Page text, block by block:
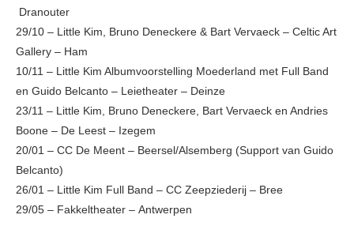
Dranouter
29/10 – Little Kim, Bruno Deneckere & Bart Vervaeck – Celtic Art
Gallery – Ham
10/11 – Little Kim Albumvoorstelling Moederland met Full Band
en Guido Belcanto – Leietheater – Deinze
23/11 – Little Kim, Bruno Deneckere, Bart Vervaeck en Andries
Boone – De Leest – Izegem
20/01 – CC De Meent – Beersel/Alsemberg (Support van Guido
Belcanto)
26/01 – Little Kim Full Band – CC Zeepziederij – Bree
29/05 – Fakkeltheater – Antwerpen